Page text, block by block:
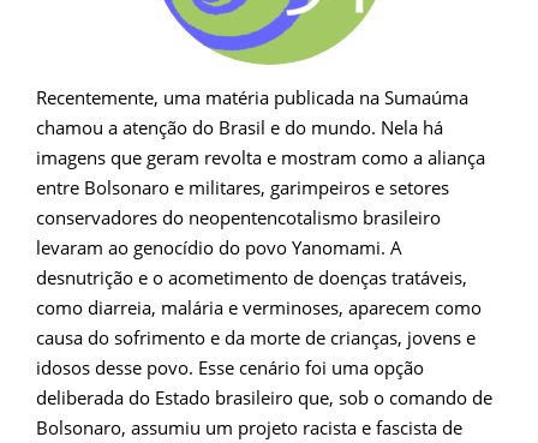
Recentemente, uma matéria publicada na Sumaúma
chamou a atenção do Brasil e do mundo. Nela há
imagens que geram revolta e mostram como a aliança
entre Bolsonaro e militares, garimpeiros e setores
conservadores do neopentencotalismo brasileiro
levaram ao genocídio do povo Yanomami. A
desnutrição e o acometimento de doenças tratáveis,
como diarreia, malária e verminoses, aparecem como
causa do sofrimento e da morte de crianças, jovens e
idosos desse povo. Esse cenário foi uma opção
deliberada do Estado brasileiro que, sob o comando de
Bolsonaro, assumiu um projeto racista e fascista de